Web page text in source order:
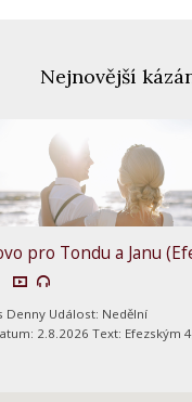
Nejnovější
pro Tondu a Janu
Denny Událost: Nedělní
2.8.2026 Text: Efezským